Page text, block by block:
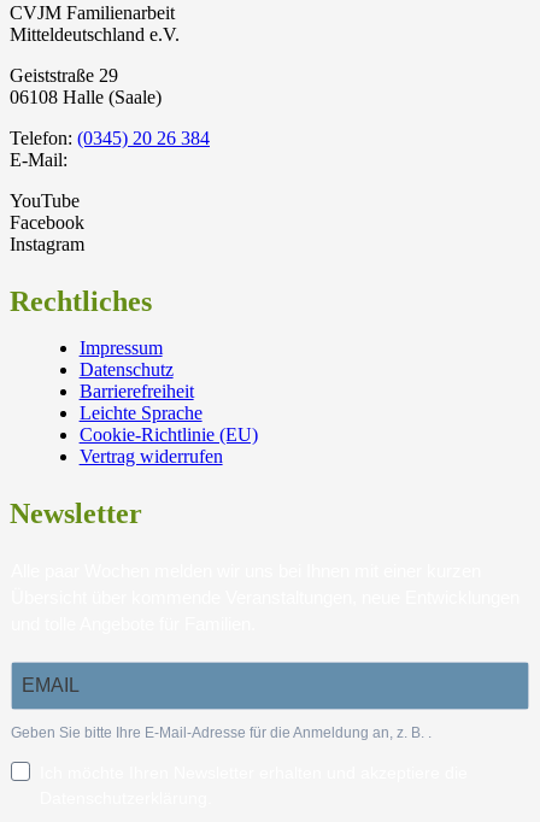
CVJM Familienarbeit
Mitteldeutschland e.V.
Geiststraße 29
06108 Halle (Saale)
Telefon: (0345) 20 26 384
E-Mail:
YouTube
Facebook
Instagram
Rechtliches
Impressum
Datenschutz
Barrierefreiheit
Leichte Sprache
Cookie-Richtlinie (EU)
Vertrag widerrufen
Newsletter
Geben Sie bitte Ihre E-Mail-Adresse für die Anmeldung an, z. B. .